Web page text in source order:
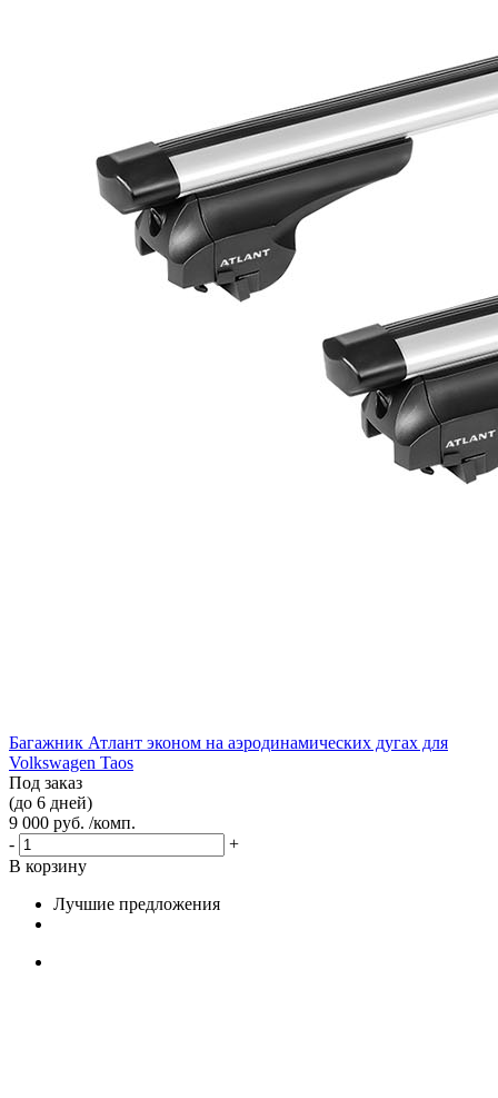
Багажник Атлант эконом на аэродинамических дугах для
Volkswagen Taos
Под заказ
(до 6 дней)
9 000 руб. /комп.
-
+
В корзину
Лучшие предложения